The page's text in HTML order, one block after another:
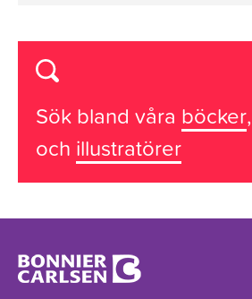
Sök bland våra böcker,
och illustratörer